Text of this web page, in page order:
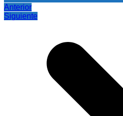
Anterior
Siguiente